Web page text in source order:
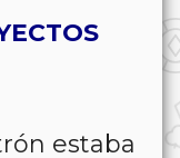
estaba